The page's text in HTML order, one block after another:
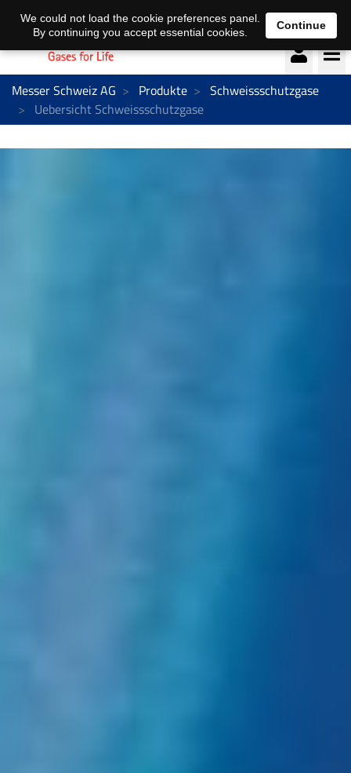
Deutsch français
Messer Schweiz AG Produkte
Schweissschutzgase
Uebersicht Schweissschutzgase
We could not load the cookie preferences panel.
By continuing you accept essential cookies.
Continue